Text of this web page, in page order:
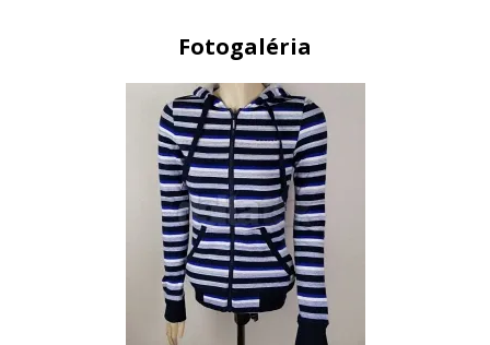
Fotogaléria